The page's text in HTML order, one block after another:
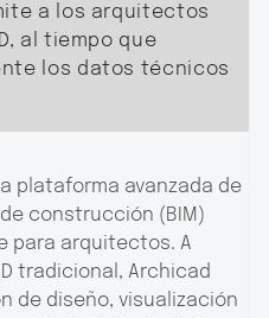
a los arquitectos
al tiempo que
los datos técnicos
plataforma avanzada de
construcción (BIM)
para arquitectos. A
tradicional, Archicad
de diseño, visualización